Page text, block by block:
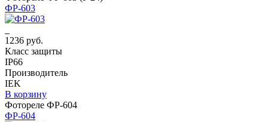
ФР-603
1236 руб.
Класс защиты
IP66
Производитель
IEK
В корзину
Фотореле ФР-604
ФР-604